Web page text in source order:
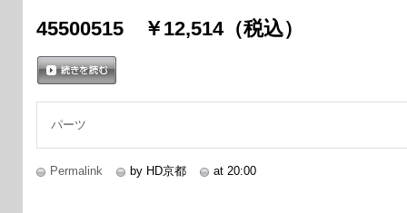
45500515 ￥12,514（税込）
パーツ
Permalink by HD京都 at 20:00